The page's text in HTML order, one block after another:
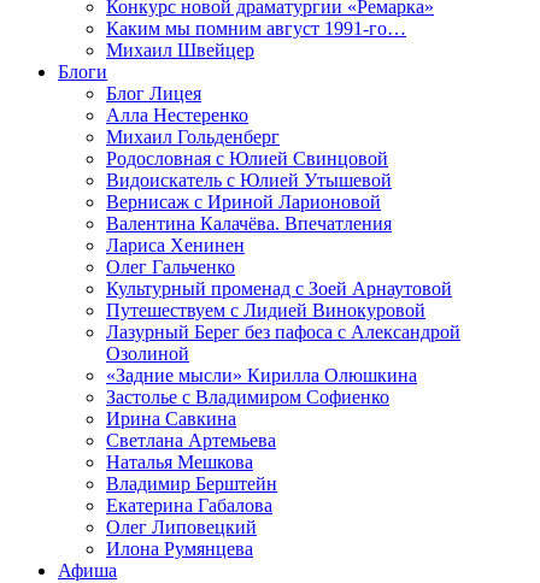
Конкурс новой драматургии «Ремарка»
Каким мы помним август 1991-го…
Михаил Швейцер
Блоги
Блог Лицея
Алла Нестеренко
Михаил Гольденберг
Родословная с Юлией Свинцовой
Видоискатель с Юлией Утышевой
Вернисаж с Ириной Ларионовой
Валентина Калачёва. Впечатления
Лариса Хенинен
Олег Гальченко
Культурный променад с Зоей Арнаутовой
Путешествуем с Лидией Винокуровой
Лазурный Берег без пафоса с Александрой
Озолиной
«Задние мысли» Кирилла Олюшкина
Застолье с Владимиром Софиенко
Ирина Савкина
Светлана Артемьева
Наталья Мешкова
Владимир Берштейн
Екатерина Габалова
Олег Липовецкий
Илона Румянцева
Афиша